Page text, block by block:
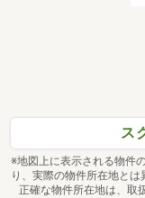
ス
※地図上に表示される物件
り、実際の物件所在地とは
正確な物件所在地は、取